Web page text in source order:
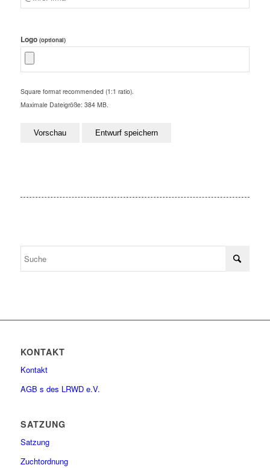
Logo (optional)
Square format recommended (1:1 ratio).
Maximale Dateigröße: 384 MB.
KONTAKT
Kontakt
AGB s des LRWD e.V.
SATZUNG
Satzung
Zuchtordnung